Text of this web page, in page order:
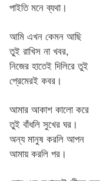
পাইতি মনে ব্যথা।
আমি এখন কেমন আছি
তুই রাখিস না খবর,
নিজের হাতেই দিলিরে তুই
প্রেমেরই কবর।
আমার আকাশ কালো করে
তুই বাঁধলি সুখের ঘর।
অন্য মানুষ করলি আপন
আমায় করলি পর।